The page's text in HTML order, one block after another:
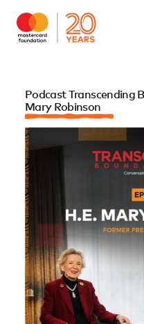
Podcast Transcending
Mary Robinson